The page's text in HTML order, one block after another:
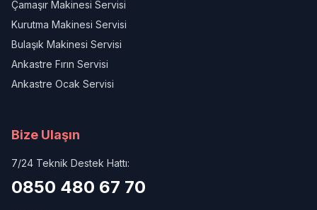
Çamaşır Makinesi Servisi
Kurutma Makinesi Servisi
Bulaşık Makinesi Servisi
Ankastre Fırın Servisi
Ankastre Ocak Servisi
Bize Ulaşın
7/24 Teknik Destek Hattı:
0850 480 67 70